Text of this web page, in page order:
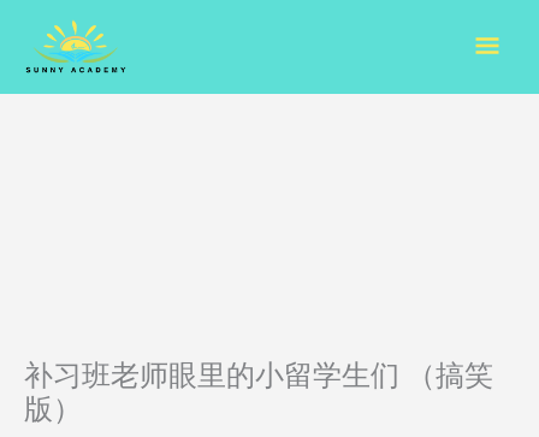
content
补习班老师眼里的小留学生们 （搞笑
版）